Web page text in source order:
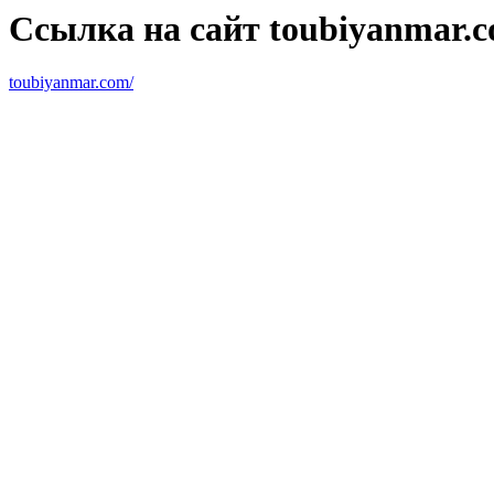
Ссылка на сайт
toubiyanmar.com/